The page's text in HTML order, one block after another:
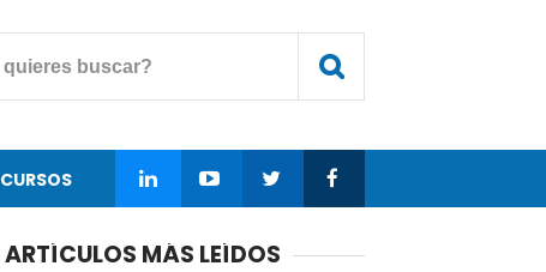
CURSOS
ARTÍCULOS MÁS LEÍDOS